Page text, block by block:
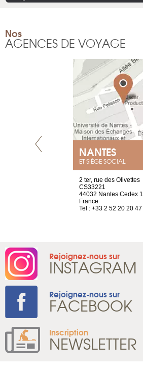
Nos
AGENCES DE VOYAGE
NANTES
ET SIÈGE SOCIAL
2 ter, rue des Olivettes
CS33221
44032 Nantes Cedex 1
France
Tel : +33 2 52 20 20 47
Rejoignez-nous sur
INSTAGRAM
Rejoignez-nous sur
FACEBOOK
Inscription
NEWSLETTER